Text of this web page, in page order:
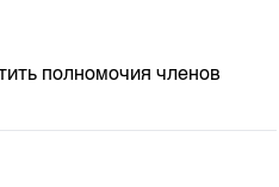
полномочия членов